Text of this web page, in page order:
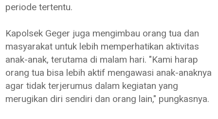
periode tertentu.
Kapolsek Geger juga mengimbau orang tua dan
masyarakat untuk lebih memperhatikan aktivitas
anak-anak, terutama di malam hari. "Kami harap
orang tua bisa lebih aktif mengawasi anak-anaknya
agar tidak terjerumus dalam kegiatan yang
merugikan diri sendiri dan orang lain," pungkasnya.